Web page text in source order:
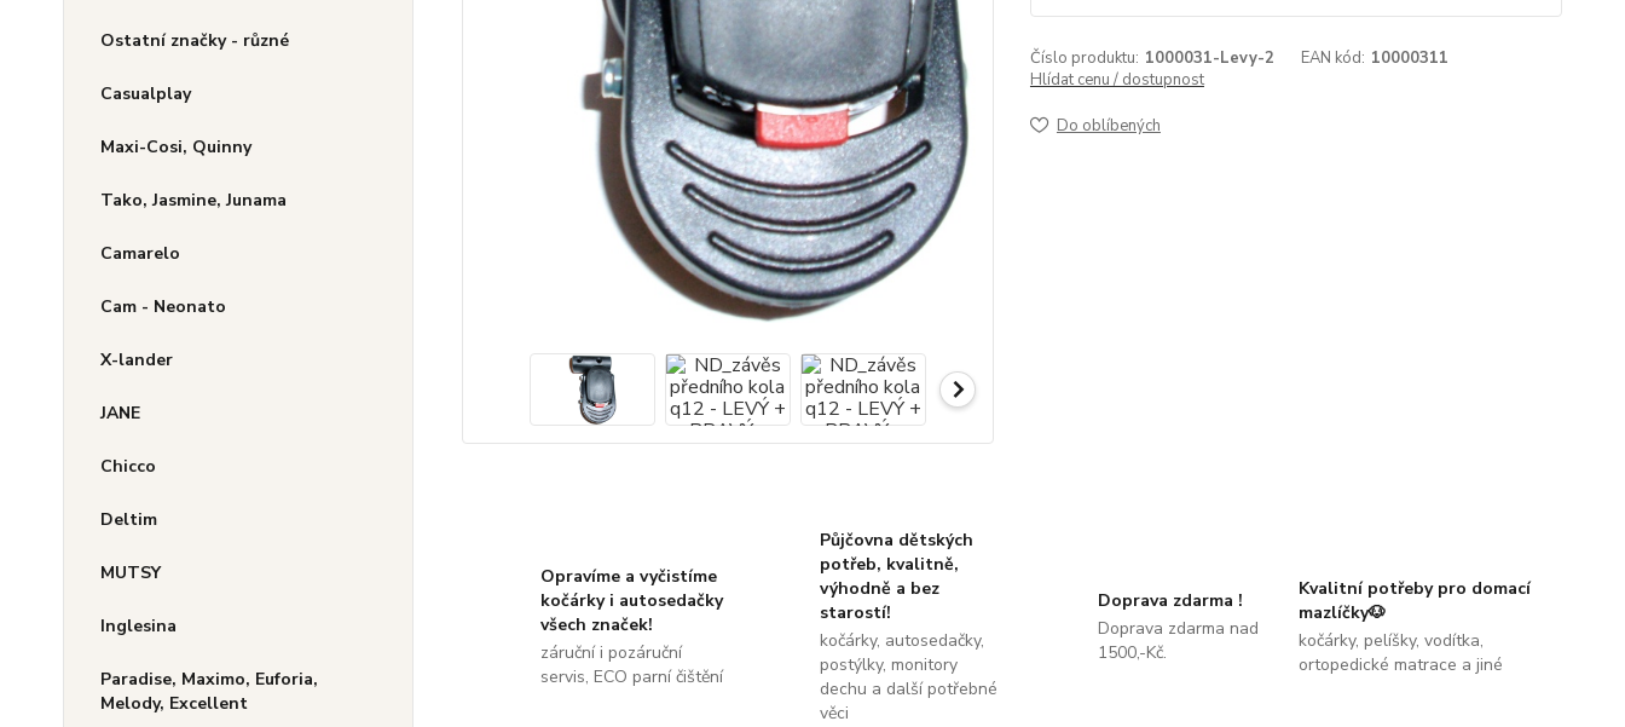
Ostatní značky - různé
Casualplay
Maxi-Cosi, Quinny
Tako, Jasmine, Junama
Camarelo
Cam - Neonato
X-lander
JANE
Chicco
Deltim
MUTSY
Inglesina
Paradise, Maximo, Euforia,
Melody, Excellent
Číslo produktu: 1000031-Levy-2 EAN kód: 10000311
Hlídat cenu / dostupnost
Do oblíbených
Opravíme a vyčistíme
kočárky i autosedačky
všech značek!
záruční i pozáruční
servis, ECO parní čištění
Půjčovna dětských
potřeb, kvalitně,
výhodně a bez
starostí!
kočárky, autosedačky,
postýlky, monitory
dechu a další potřebné
věci
Doprava zdarma !
Doprava zdarma nad
1500,-Kč.
Kvalitní potřeby pro domací
mazlíčky🐶
kočárky, pelíšky, vodítka,
ortopedické matrace a jiné